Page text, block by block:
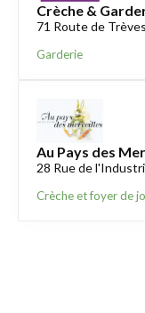
Crèche &
71 Route de
Garderie
Au Pays des
28 Rue de
Crèche et foyer de